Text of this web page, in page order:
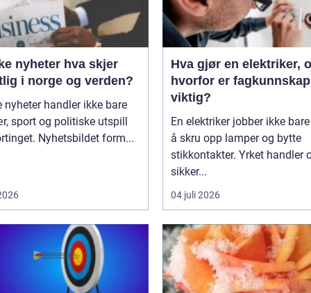
hva skjer
i norge og verden?
nyheter handler ikke bare
sport og politiske utspill
Nyhetsbildet form...
Hva gjør en elektriker,
hvorfor er
viktig?
En elektriker jobber ikke
å skru opp lamper og bytte
stikkontakter. Yrket handler
sikker...
04 juli 2026